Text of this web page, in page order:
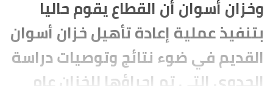
وخزان أسوان أن القطاع يقوم حاليا
بتنفيذ عملية إعادة تأهيل خزان أسوان
القديم في ضوء نتائج وتوصيات دراسة